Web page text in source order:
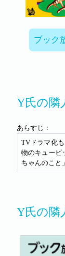
ブック
Y氏の隣
あらすじ：
TVドラマ化
物のキューピ
ちゃんのこと
Y氏の隣